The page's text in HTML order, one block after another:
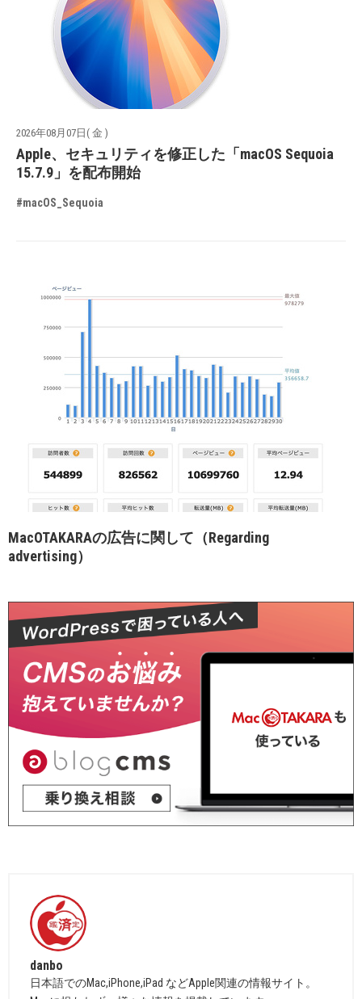
2026年08月07日( 金 )
Apple、セキュリティを修正した「macOS Sequoia
15.7.9」を配布開始
#macOS_Sequoia
MacOTAKARAの広告に関して（Regarding
advertising）
danbo
日本語でのMac,iPhone,iPad などApple関連の情報サイト。